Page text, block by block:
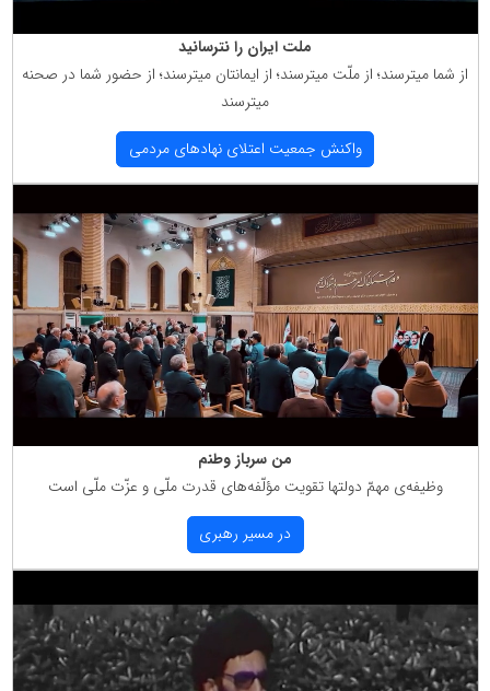
ملت ایران را نترسانید
از شما میترسند؛ از ملّت میترسند؛ از ایمانتان میترسند؛ از حضور شما در صحنه
میترسند
واكنش جمعیت اعتلای نهادهای مردمی
من سرباز وطنم
وظیفه‌ی مهمّ دولتها تقویت مؤلّفه‌های قدرت ملّی و عزّت ملّی است
در مسیر رهبری